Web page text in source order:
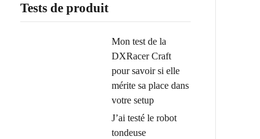
Tests de produit
Mon test de la
DXRacer Craft
pour savoir si elle
mérite sa place dans
votre setup
J’ai testé le robot
tondeuse